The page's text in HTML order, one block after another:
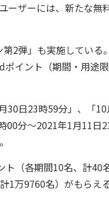
ーザーには、新たな
2弾」も実施してい
イント（期間・用途
日23時59分」、「
00分～2021年1月11
（各期間10名、計
1万9760名）がもらえる